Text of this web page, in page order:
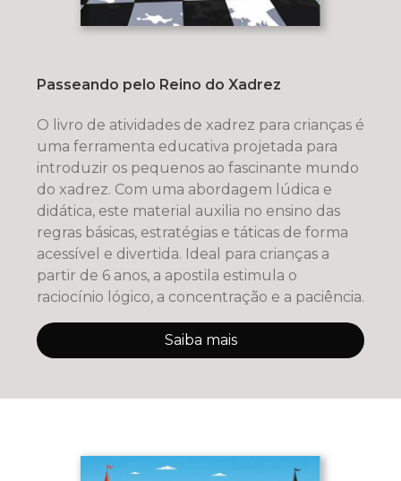
Passeando pelo Reino do Xadrez
O livro de atividades de xadrez para crianças é
uma ferramenta educativa projetada para
introduzir os pequenos ao fascinante mundo
do xadrez. Com uma abordagem lúdica e
didática, este material auxilia no ensino das
regras básicas, estratégias e táticas de forma
acessível e divertida. Ideal para crianças a
partir de 6 anos, a apostila estimula o
raciocínio lógico, a concentração e a paciência.
Saiba mais